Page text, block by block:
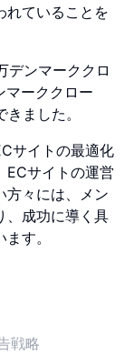
れていることを
デンマーククロ
マーククロー
ました。
サイトの最適化
ECサイトの運営
方々には、メン
、成功に導く具
す。
戦略